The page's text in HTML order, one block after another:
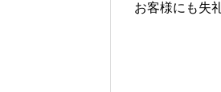
お客様にも失